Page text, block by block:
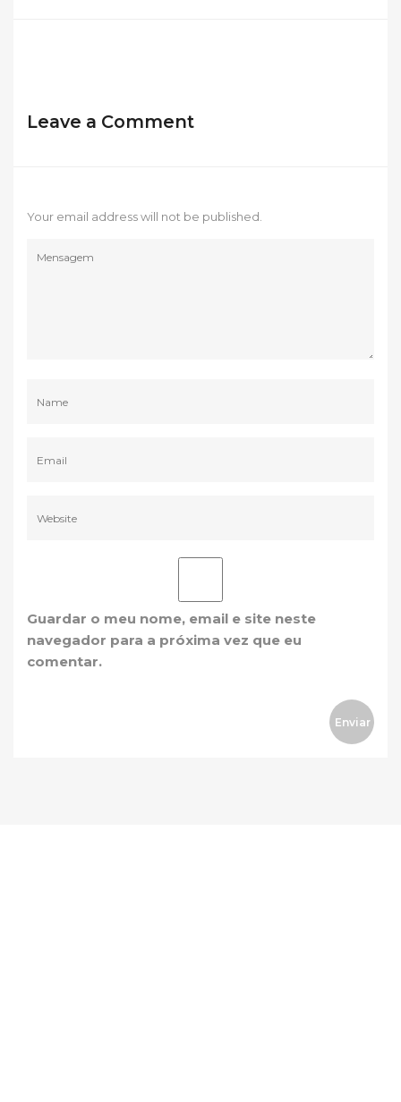
Leave a Comment
Your email address will not be published.
Guardar o meu nome, email e site neste
navegador para a próxima vez que eu
comentar.